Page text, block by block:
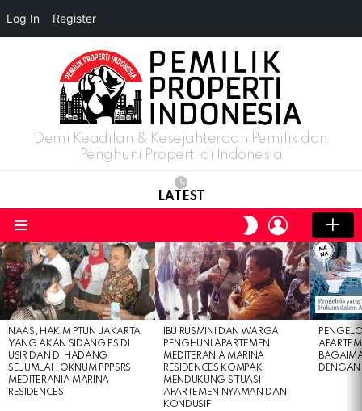
Demi Keadilan & Kesejahteraan Pemilik dan
Penghuni Properti di Indonesia
LATEST
SWITCH
SKIN
LOGIN
LATEST
STORIES
NAAS, HAKIM PTUN JAKARTA
YANG AKAN SIDANG PS DI
USIR DAN DI HADANG
SEJUMLAH OKNUM PPPSRS
MEDITERANIA MARINA
RESIDENCES
IBU RUSMINI DAN WARGA
PENGHUNI APARTEMEN
MEDITERANIA MARINA
RESIDENCES KOMPAK
MENDUKUNG SITUASI
APARTEMEN NYAMAN DAN
KONDUSIF
DENGAN
Log In Register